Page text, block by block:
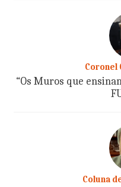
Coronel
“Os Muros que
Coluna